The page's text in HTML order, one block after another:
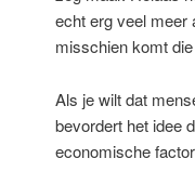
echt erg veel meer
misschien komt
Als je wilt dat
bevordert het idee
economische